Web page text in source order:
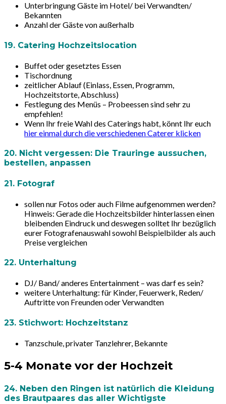
Unterbringung Gäste im Hotel/ bei Verwandten/
Bekannten
Anzahl der Gäste von außerhalb
19. Catering Hochzeitslocation
Buffet oder gesetztes Essen
Tischordnung
zeitlicher Ablauf (Einlass, Essen, Programm,
Hochzeitstorte, Abschluss)
Festlegung des Menüs – Probeessen sind sehr zu
empfehlen!
Wenn Ihr freie Wahl des Caterings habt, könnt Ihr euch
hier einmal durch die verschiedenen Caterer klicken
20. Nicht vergessen: Die Trauringe aussuchen,
bestellen, anpassen
21. Fotograf
sollen nur Fotos oder auch Filme aufgenommen werden?
Hinweis: Gerade die Hochzeitsbilder hinterlassen einen
bleibenden Eindruck und deswegen solltet Ihr bezüglich
eurer Fotografenauswahl sowohl Beispielbilder als auch
Preise vergleichen
22. Unterhaltung
DJ/ Band/ anderes Entertainment – was darf es sein?
weitere Unterhaltung: für Kinder, Feuerwerk, Reden/
Auftritte von Freunden oder Verwandten
23. Stichwort: Hochzeitstanz
Tanzschule, privater Tanzlehrer, Bekannte
5-4 Monate vor der Hochzeit
24. Neben den Ringen ist natürlich die Kleidung
des Brautpaares das aller Wichtigste